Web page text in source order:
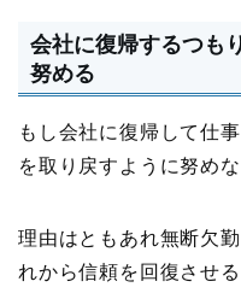
会社に復帰するつも
努める
もし会社に復帰して仕
を取り戻すように努め
理由はともあれ無断欠
れから信頼を回復させ